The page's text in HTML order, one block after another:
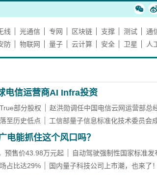
线 光通信 专网 区块链 支撑 测试
通
防
物联网 量子 云计算 安全 卫星 人
电信运营商AI Infra投资
部分股权
赵洪勋调任中国电信云网运营部总
至历史低点
工信部量子信息标准化技术委员会
电能抓住这个风口吗？
预售价43.98万元起
自动驾驶强制性国家标准发
占比达29%
国内量子科技公司上市潮，也来了！